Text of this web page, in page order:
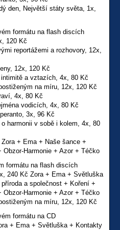
den, Největší státy světa, 1x,
formátu na flash discích
120 Kč
reportážemi a rozhovory, 12x,
12x, 120 Kč
a vztazích, 4x, 80 Kč
na míru, 12x, 120 Kč
4x, 80 Kč
vodicích, 4x, 80 Kč
3x, 96 Kč
harmonii v sobě i kolem, 4x, 80
+ Ema + Naše šance +
Harmonie + Azor + Téčko
formátu na flash discích
240 Kč Zora + Ema + Světluška
a společnost + Koření +
Harmonie + Azor + Téčko
na míru, 12x, 120 Kč
formátu na CD
+ Ema + Světluška + Kontakty